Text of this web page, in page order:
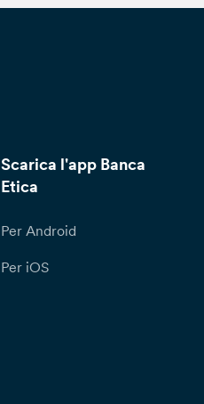
Scarica l'app Banca
Etica
Per Android
Per iOS